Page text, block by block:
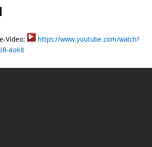
Video:
https://www.youtube.com/watch?
4oe8